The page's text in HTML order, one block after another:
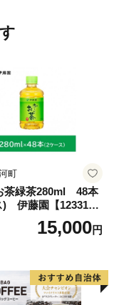
町
茶緑茶280ml 48本
) 伊藤園【123317
15,000円